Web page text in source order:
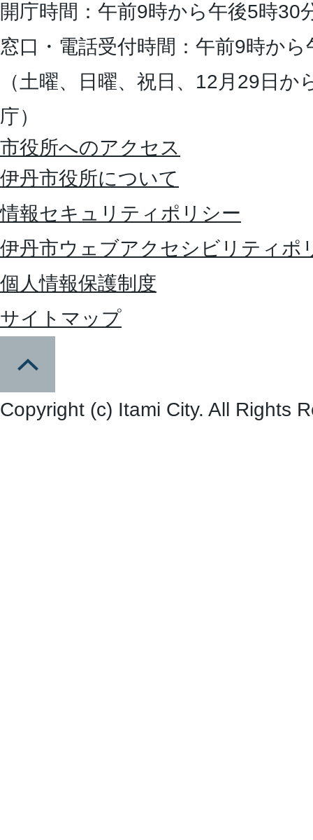
開庁時間：午前9時から午後5時30
窓口・電話受付時間：午前9時か
（土曜、日曜、祝日、12月29日
庁）
市役所へのアクセス
伊丹市役所について
情報セキュリティポリシー
伊丹市ウェブアクセシビリティポ
個人情報保護制度
サイトマップ
Copyright (c) Itami City. All Rights